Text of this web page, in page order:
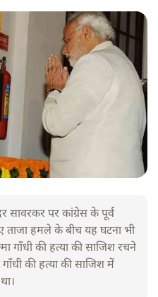
सावरकर पर कांग्रेस के पूर्व
ताजा हमले के बीच यह घटना भी
गाँधी की हत्या की साजिश रचने
की हत्या की साजिश में